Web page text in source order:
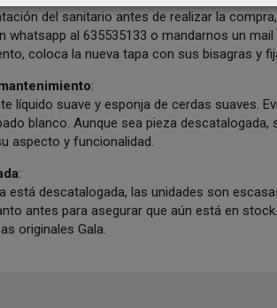
del sanitario antes de realizar la
whatsapp al 635535133 o mandarnos un
coloca la nueva tapa con sus bisagras y
:
líquido suave y esponja de cerdas suaves.
blanco. Aunque sea pieza
aspecto y funcionalidad.
:
está descatalogada, las unidades son
antes para asegurar que aún está en
originales Gala.